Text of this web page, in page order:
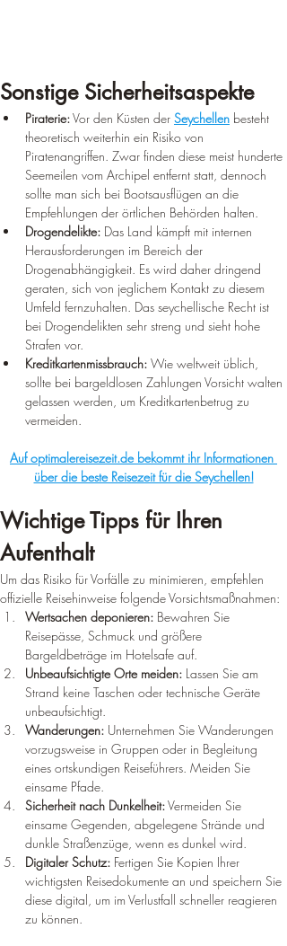
Sonstige Sicherheitsaspekte
Piraterie: Vor den Küsten der Seychellen besteht
theoretisch weiterhin ein Risiko von
Piratenangriffen. Zwar finden diese meist hunderte
Seemeilen vom Archipel entfernt statt, dennoch
sollte man sich bei Bootsausflügen an die
Empfehlungen der örtlichen Behörden halten.
Drogendelikte: Das Land kämpft mit internen
Herausforderungen im Bereich der
Drogenabhängigkeit. Es wird daher dringend
geraten, sich von jeglichem Kontakt zu diesem
Umfeld fernzuhalten. Das seychellische Recht ist
bei Drogendelikten sehr streng und sieht hohe
Strafen vor.
Kreditkartenmissbrauch: Wie weltweit üblich,
sollte bei bargeldlosen Zahlungen Vorsicht walten
gelassen werden, um Kreditkartenbetrug zu
vermeiden.
Auf optimalereisezeit.de bekommt ihr Informationen
über die beste Reisezeit für die Seychellen!
Wichtige Tipps für Ihren
Aufenthalt
Um das Risiko für Vorfälle zu minimieren, empfehlen
offizielle Reisehinweise folgende Vorsichtsmaßnahmen:
Wertsachen deponieren: Bewahren Sie
Reisepässe, Schmuck und größere
Bargeldbeträge im Hotelsafe auf.
Unbeaufsichtigte Orte meiden: Lassen Sie am
Strand keine Taschen oder technische Geräte
unbeaufsichtigt.
Wanderungen: Unternehmen Sie Wanderungen
vorzugsweise in Gruppen oder in Begleitung
eines ortskundigen Reiseführers. Meiden Sie
einsame Pfade.
Sicherheit nach Dunkelheit: Vermeiden Sie
einsame Gegenden, abgelegene Strände und
dunkle Straßenzüge, wenn es dunkel wird.
Digitaler Schutz: Fertigen Sie Kopien Ihrer
wichtigsten Reisedokumente an und speichern Sie
diese digital, um im Verlustfall schneller reagieren
zu können.